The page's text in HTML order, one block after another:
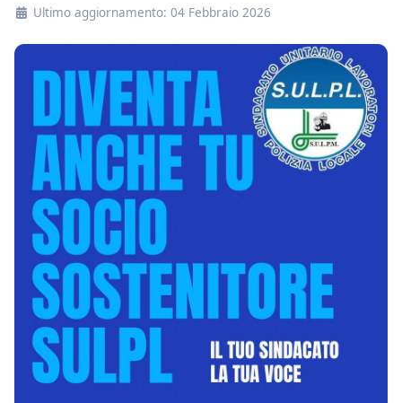
Ultimo aggiornamento: 04 Febbraio 2026